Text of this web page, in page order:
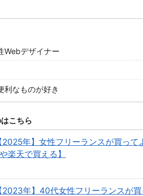
Webデザイナー
利なものが好き
こちら
2025年】女性フリーランスが買って
楽天で買える】
2023年】40代女性フリーランスが